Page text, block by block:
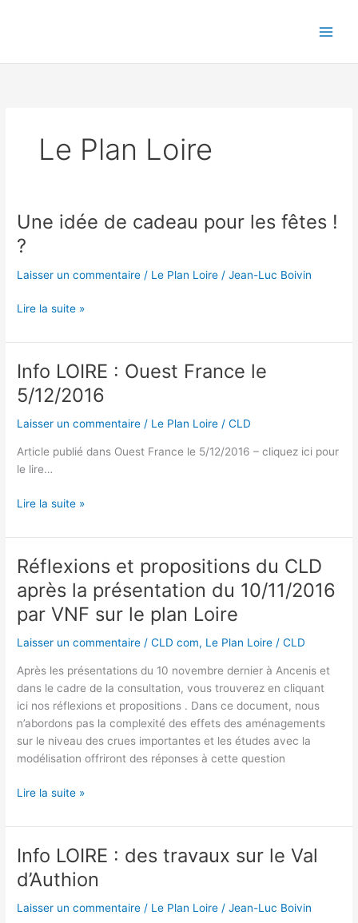
Le Plan Loire
Une idée de cadeau pour les fêtes !
?
Laisser un commentaire / Le Plan Loire /Jean-Luc Boivin
Une
de
pour
les
!
?
Lire la suite »
Info LOIRE : Ouest France le
5/12/2016
Laisser un commentaire / Le Plan Loire /CLD
Article publié dans Ouest France le 5/12/2016 – cliquez ici pour
le lire…
Info
:
Ouest
France
le
5/12/2016
Lire la suite »
Réflexions et propositions du CLD
après la présentation du 10/11/2016
par VNF sur le plan Loire
Laisser un commentaire /CLD com, Le Plan Loire /CLD
Après les présentations du 10 novembre dernier à Ancenis et
dans le cadre de la consultation, vous trouverez en cliquant
ici nos réflexions et propositions . Dans ce document, nous
n’abordons pas la complexité des effets des aménagements
sur le niveau des crues importantes et les études avec la
modélisation offriront des réponses à cette question
Réflexions
propositions
CLD
après
présentation
Lire la suite »
Info LOIRE : des travaux sur le Val
d’Authion
Laisser un commentaire / Le Plan Loire /Jean-Luc Boivin